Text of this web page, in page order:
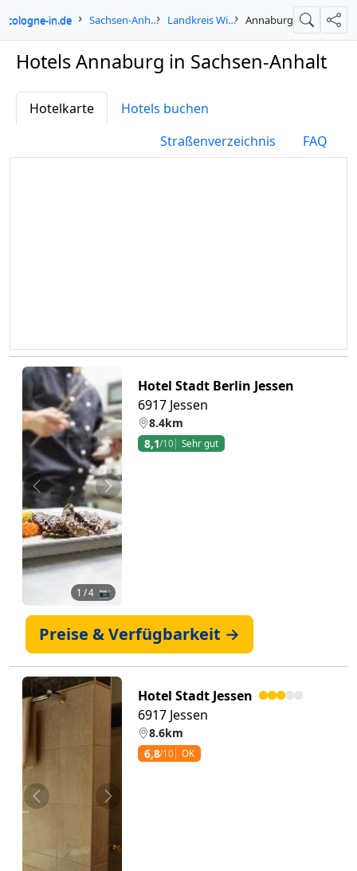
cologne-in.de Sachsen-Anhalt Landkreis Wittenberg Annaburg Suche
Hotels Annaburg in Sachsen-Anhalt
Hotelkarte
Hotels buchen
Straßenverzeichnis
FAQ
Zurück Weiter
1 / 4 📷
Hotel Stadt Berlin Jessen
6917 Jessen
8.4km
8,1/10 Sehr gut
Preise & Verfügbarkeit →
Zurück Weiter
Hotel Stadt Jessen
6917 Jessen
8.6km
6,8/10 OK